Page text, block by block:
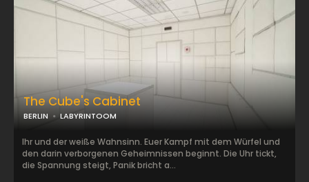
The Cube's Cabinet
BERLIN LABYRINTOOM
Ihr und der weiße Wahnsinn. Euer Kampf mit dem Würfel und
den darin verborgenen Geheimnissen beginnt. Die Uhr tickt,
die Spannung steigt, Panik bricht a...